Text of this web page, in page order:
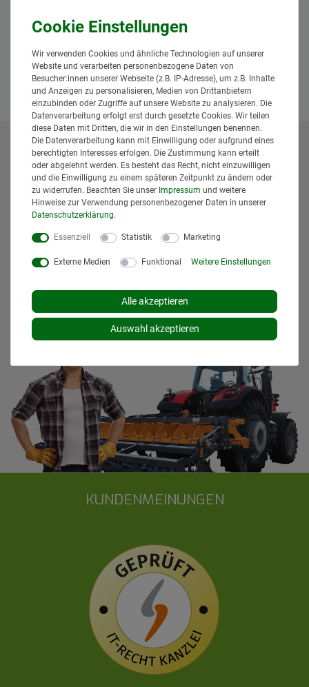
74,95 € *
Lieferzeit: 1 bis 3 Tage*
In den Warenkorb
* Alle Preise inklusive gesetzlicher Mehrwertsteuer und
zuzüglichVersandkosten. Der Versand erfolgt bei vielen
Artikeln bei Bestellungen bis 14 Uhr und Sofortbezahlung
(z.B. PayPal) bereits am gleichen Werktag. Die angegebenen
Lieferzeiten gelten für Lieferungen innerhalb Deutschlands.
Versand innerhalb Deutschlands, soweit kein anders
Lieferzeiten für andere Länder entnehmen Sie bitte
KUNDENMEINUNGEN
Wir verwenden Cookies und ähnliche Technologien auf unserer
Website und verarbeiten personenbezogene Daten von
Besucher:innen unserer Webseite (z.B. IP-Adresse), um z.B. Inhalte
und Anzeigen zu personalisieren, Medien von Drittanbietern
einzubinden oder Zugriffe auf unsere Website zu analysieren. Die
Datenverarbeitung erfolgt erst durch gesetzte Cookies. Wir teilen
diese Daten mit Dritten, die wir in den Einstellungen benennen.
Die Datenverarbeitung kann mit Einwilligung oder aufgrund eines
berechtigten Interesses erfolgen. Die Zustimmung kann erteilt
oder abgelehnt werden. Es besteht das Recht, nicht einzuwilligen
und die Einwilligung zu einem späteren Zeitpunkt zu ändern oder
zu widerrufen. Beachten Sie unser Impressum und weitere
Hinweise zur Verwendung personenbezogener Daten in unserer
Daten­schutz­erklärung.
Essenziell Statistik Marketing
Externe Medien Funktional Weitere Einstellungen
Alle akzeptieren
Auswahl akzeptieren